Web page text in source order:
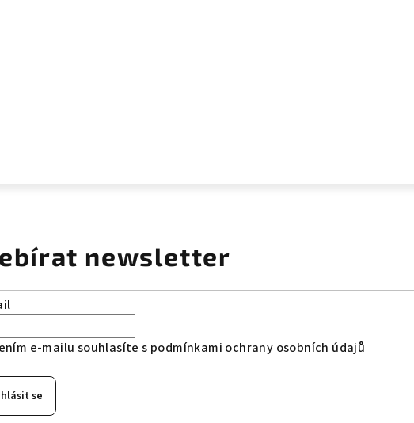
newsletter
e-mailu souhlasíte s podmínkami ochrany osobních údajů
se